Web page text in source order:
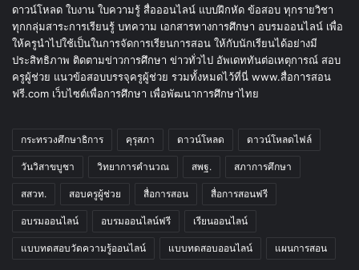
ดาวน์โหลด ใบงาน ใบความรู้ สื่อออนไลน์ แบบฝึกหัด ข้อสอบ ทุกรายวิชา
ทุกกลุ่มสาระการเรียนรู้ บทความ เอกสารทางการศึกษา อบรมออนไลน์ เพื่อ
ให้ครูนำไปใช้เป็นในการจัดการเรียนการสอน ให้กับนักเรียนได้อย่างมี
ประสิทธิภาพ ติดตามข่าวการศึกษา ข่าวทั่วไป อัพเดททันต่อเหตุการณ์ สอบ
ครูผู้ช่วย แนวข้อสอบบรรจุครูผู้ช่วย รวมทั้งหมดไว้ที่นี่ www.สื่อการสอน
ฟรี.com เว็บไซต์เพื่อการศึกษา เพื่อพัฒนาการศึกษาไทย
กระทรวงศึกษาธิการ คุรุสภา ดาวน์โหลด ดาวน์โหลดไฟล์
วันวิสาขบูชา วิทยาการคำนวณ สพฐ. สภาการศึกษา
สสวท. สอบครูผู้ช่วย สื่อการสอน สื่อการสอนฟรี
อบรมออนไลน์ อบรมออนไลน์ฟรี เรียนออนไลน์
แบบทดสอบวัดความรู้ออนไลน์ แบบทดสอบออนไลน์ แผนการสอน